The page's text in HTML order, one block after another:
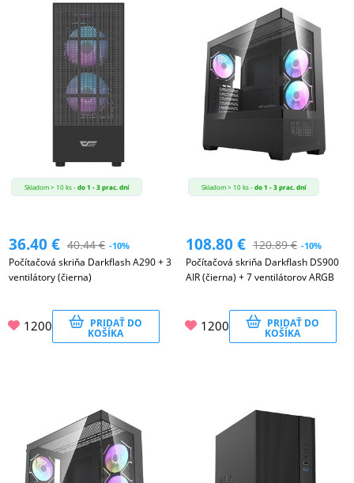
Skladom > 10 ks -do 1 - 3 prac. dní
36.40€ 40.44€ -10%
Počítačová skriňa Darkflash A290 + 3
ventilátory (čierna)
1200 PRIDAŤ DO
KOŠÍKA
Skladom > 10 ks -do 1 - 3 prac. dní
108.80€ 120.89€ -10%
Počítačová skriňa Darkflash DS900
AIR (čierna) + 7 ventilátorov ARGB
1200 PRIDAŤ DO
KOŠÍKA